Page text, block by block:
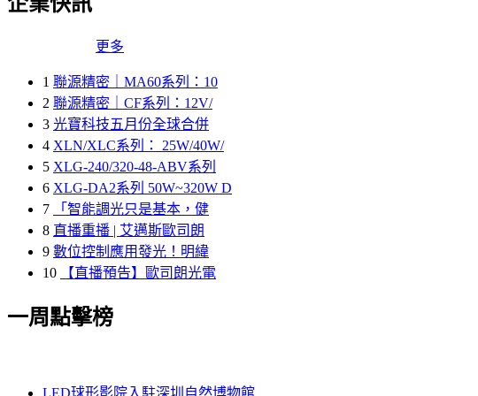
更多
1 聯源精密｜MA60系列：10
2 聯源精密｜CF系列：12V/
3 光寶科技五月份全球合併
4 XLN/XLC系列： 25W/40W/
5 XLG-240/320-48-ABV系列
6 XLG-DA2系列 50W~320W D
7
「智能調光只是基本，健
8 直播重播 | 艾邁斯歐司朗
9 數位控制應用發光！明緯
10
【直播預告】歐司朗光電
一周點擊榜
LED球形影院入駐深圳自然博物館